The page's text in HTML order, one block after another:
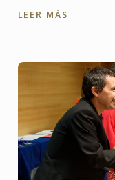
...
LEER MÁS